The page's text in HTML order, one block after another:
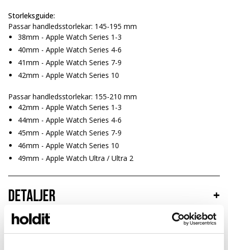
Storleksguide:
Passar handledsstorlekar: 145-195 mm
38mm - Apple Watch Series 1-3
40mm - Apple Watch Series 4-6
41mm - Apple Watch Series 7-9
42mm - Apple Watch Series 10
Passar handledsstorlekar: 155-210 mm
42mm - Apple Watch Series 1-3
44mm - Apple Watch Series 4-6
45mm - Apple Watch Series 7-9
46mm - Apple Watch Series 10
49mm - Apple Watch Ultra / Ultra 2
Detaljer +
Hållbarhet +